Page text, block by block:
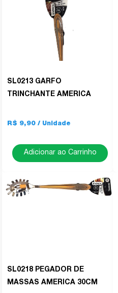
SL0213 GARFO
TRINCHANTE AMERICA
R$ 9,90
Adicionar ao Carrinho
SL0218 PEGADOR DE
MASSAS AMERICA 30CM